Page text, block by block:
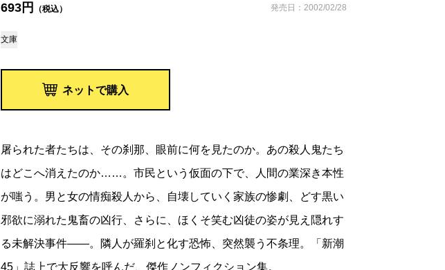
693円 （税込） 発売日：2002/02/28
文庫
ネットで購入
屠られた者たちは、その刹那、眼前に何を見たのか。あの殺人鬼たち
はどこへ消えたのか……。市民という仮面の下で、人間の業深き本性
が嗤う。男と女の情痴殺人から、自壊していく家族の惨劇、どす黒い
邪欲に溺れた鬼畜の凶行、さらに、ほくそ笑む凶徒の姿が見え隠れす
る未解決事件――。隣人が羅刹と化す恐怖、突然襲う不条理。「新潮
45」誌上で大反響を呼んだ、傑作ノンフィクション集。